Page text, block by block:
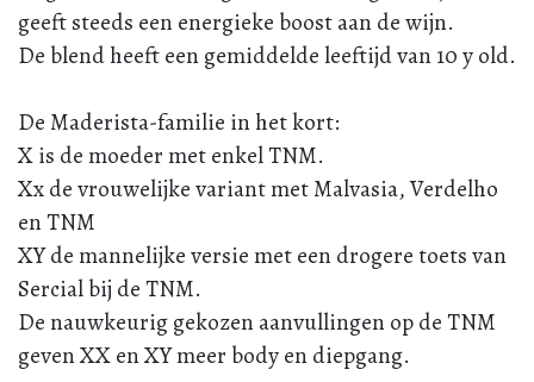
geeft steeds een energieke boost aan de wijn.
De blend heeft een gemiddelde leeftijd van 10 y old.
De Maderista-familie in het kort:
X is de moeder met enkel TNM.
Xx de vrouwelijke variant met Malvasia, Verdelho
en TNM
XY de mannelijke versie met een drogere toets van
Sercial bij de TNM.
De nauwkeurig gekozen aanvullingen op de TNM
geven XX en XY meer body en diepgang.